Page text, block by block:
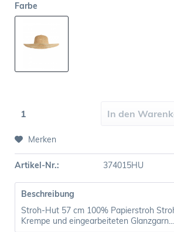
Farbe
In den
Merken
Artikel-Nr.: 374015HU
Beschreibung
Stroh-Hut 57 cm 100% Papierstroh
Krempe und eingearbeiteten